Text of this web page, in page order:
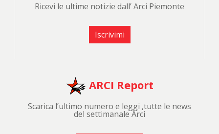
Ricevi le ultime notizie dall’ Arci Piemonte
Iscrivimi
ARCI Report
Scarica l’ultimo numero e leggi ,tutte le news
del settimanale Arci